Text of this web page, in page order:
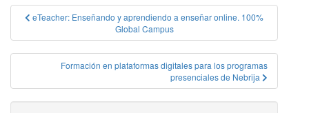
Navegación
de
entradas
eTeacher: Enseñando y aprendiendo a enseñar online. 100%
Global Campus
Formación en plataformas digitales para los programas
presenciales de Nebrija